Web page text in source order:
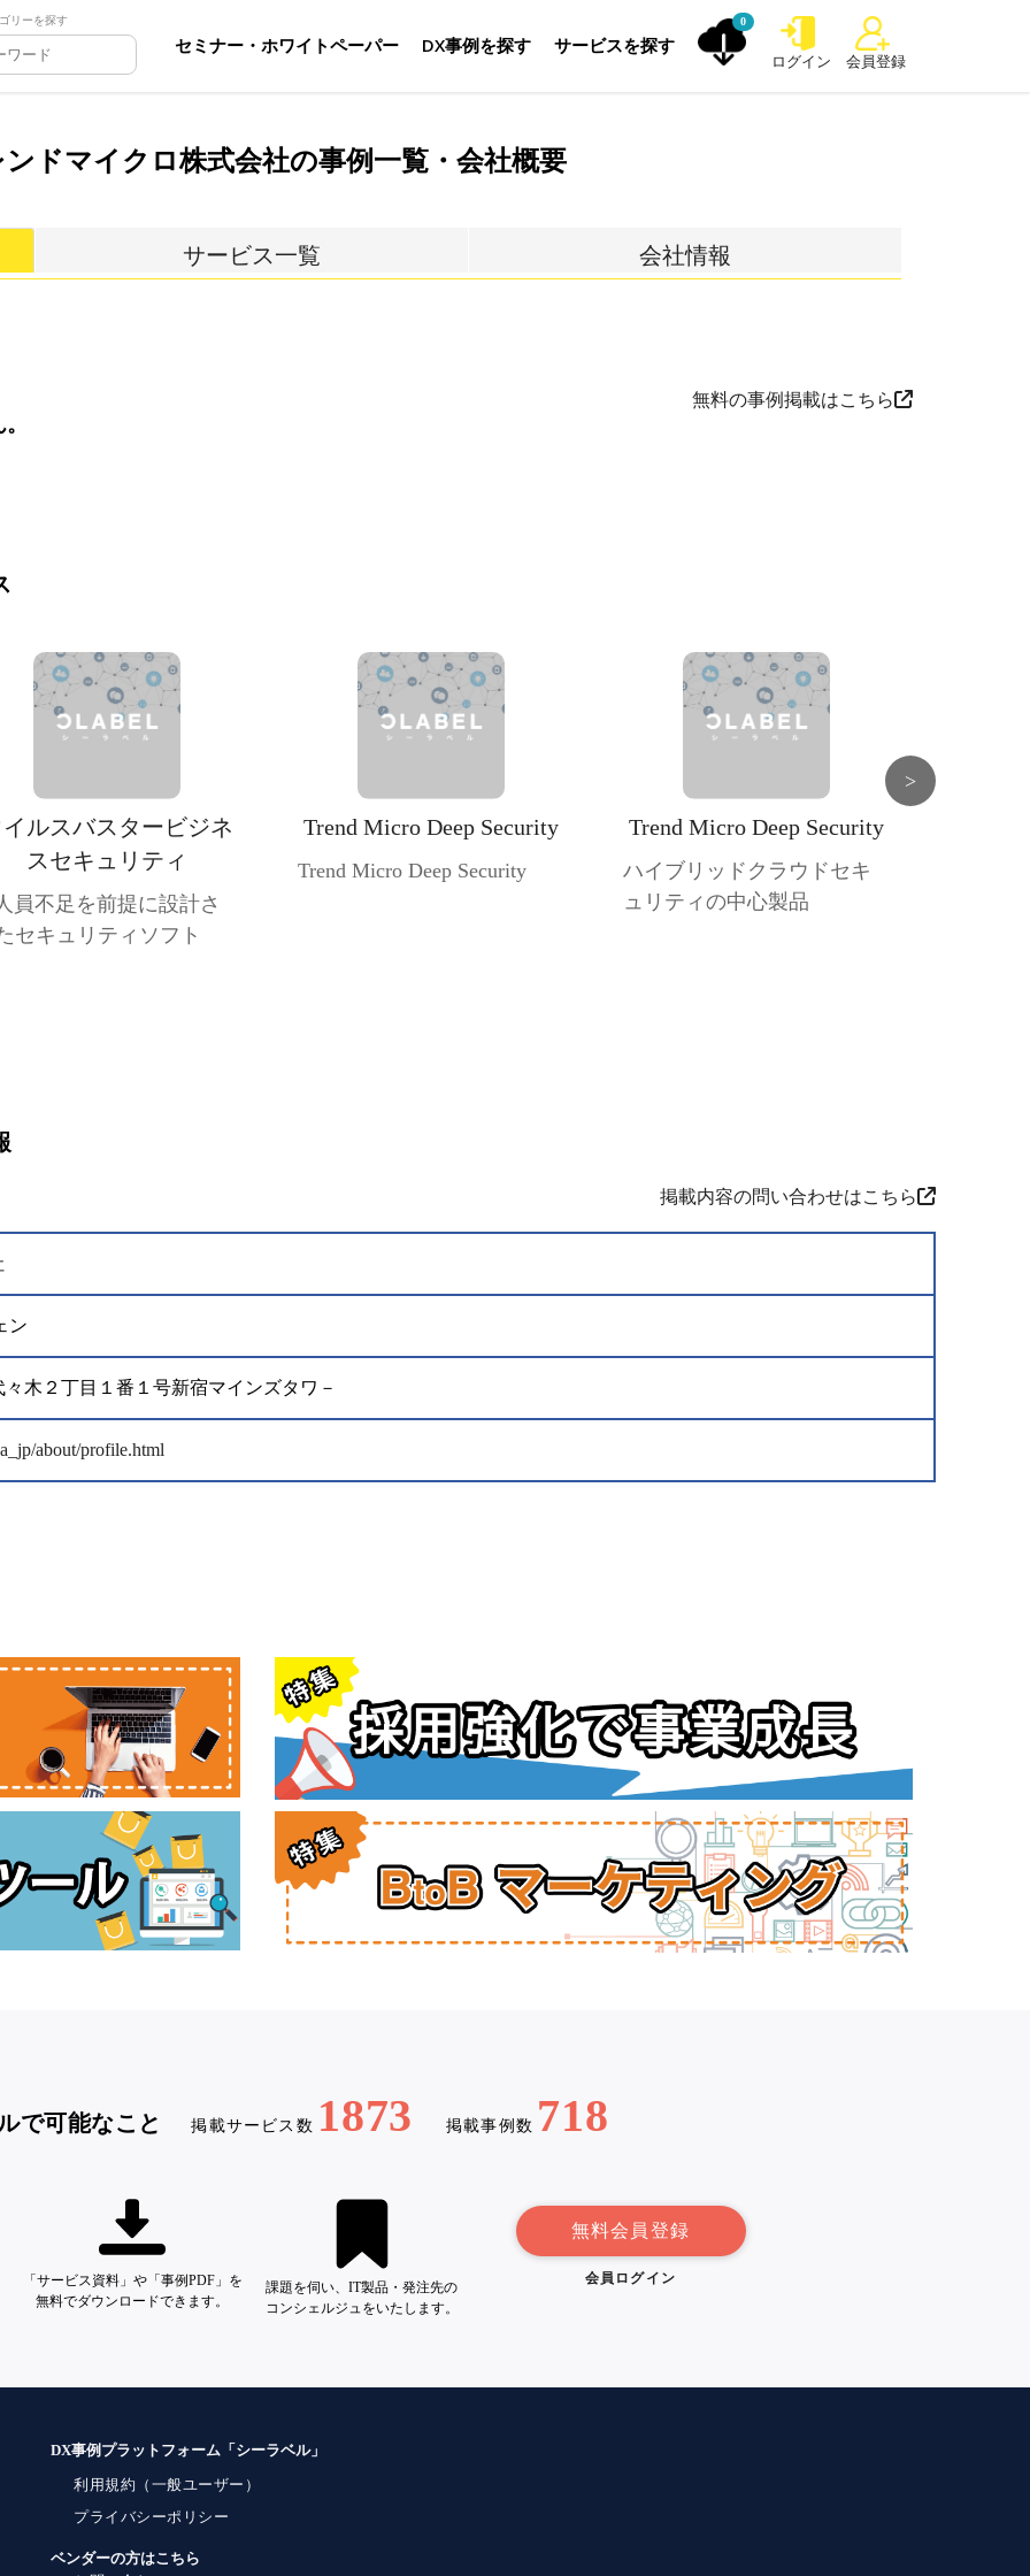
リーを探す
セミナー・ホワイトペーパー DX事例を探す サービスを探す
0
ログイン 会員登録
ドマイクロ株式会社の事例一覧・会社概要
サービス一覧 会社情報
無料の事例掲載はこちら
ルスバスタービジネ
スセキュリティ
員不足を前提に設計さ
セキュリティソフト
Trend Micro Deep Security
Trend Micro Deep Security
Trend Micro Deep Security
ハイブリッドクラウドセキ
ュリティの中心製品
>
掲載内容の問い合わせはこちら
ン
々木２丁目１番１号新宿マインズタワ－
about/profile.html
で可能なこと 掲載サービス数 1873 掲載事例数 718
「サービス資料」や「事例PDF」を
無料でダウンロードできます。
課題を伺い、IT製品・発注先の
コンシェルジュをいたします。
無料会員登録
会員ログイン
DX事例プラットフォーム「シーラベル」
利用規約（一般ユーザー）
プライバシーポリシー
ベンダーの方はこちら